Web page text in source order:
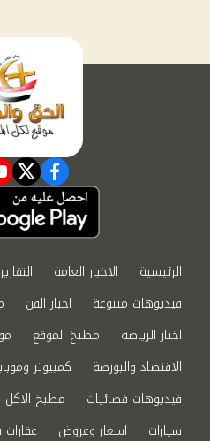
الرئيسية الاخبار العامة
فيديوهات متنوعة
اخبار الفن
اخبار الرياضة
مطبخ الموقع
الاقتصاد والبورصة
كمبيوتر
فيديوهات فضائيات
مطبخ
سيارات
اسعار وعروض